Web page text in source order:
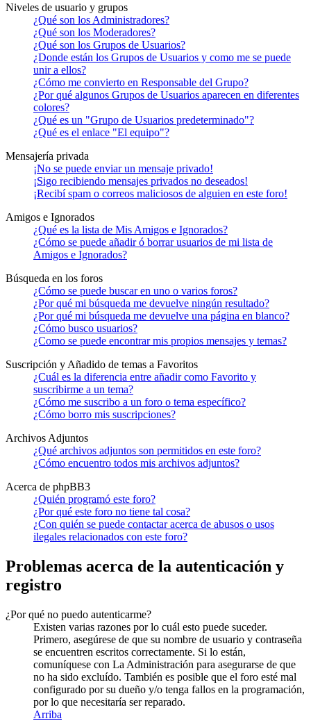
Niveles de usuario y grupos
¿Qué son los Administradores?
¿Qué son los Moderadores?
¿Qué son los Grupos de Usuarios?
¿Donde están los Grupos de Usuarios y como me se puede
unir a ellos?
¿Cómo me convierto en Responsable del Grupo?
¿Por qué algunos Grupos de Usuarios aparecen en diferentes
colores?
¿Qué es un "Grupo de Usuarios predeterminado"?
¿Qué es el enlace "El equipo"?
Mensajería privada
¡No se puede enviar un mensaje privado!
¡Sigo recibiendo mensajes privados no deseados!
¡Recibí spam o correos maliciosos de alguien en este foro!
Amigos e Ignorados
¿Qué es la lista de Mis Amigos e Ignorados?
¿Cómo se puede añadir ó borrar usuarios de mi lista de
Amigos e Ignorados?
Búsqueda en los foros
¿Cómo se puede buscar en uno o varios foros?
¿Por qué mi búsqueda me devuelve ningún resultado?
¿Por qué mi búsqueda me devuelve una página en blanco?
¿Cómo busco usuarios?
¿Como se puede encontrar mis propios mensajes y temas?
Suscripción y Añadido de temas a Favoritos
¿Cuál es la diferencia entre añadir como Favorito y
suscribirme a un tema?
¿Cómo me suscribo a un foro o tema específico?
¿Cómo borro mis suscripciones?
Archivos Adjuntos
¿Qué archivos adjuntos son permitidos en este foro?
¿Cómo encuentro todos mis archivos adjuntos?
Acerca de phpBB3
¿Quién programó este foro?
¿Por qué este foro no tiene tal cosa?
¿Con quién se puede contactar acerca de abusos o usos
ilegales relacionados con este foro?
Problemas acerca de la autenticación y
registro
¿Por qué no puedo autenticarme?
Existen varias razones por lo cuál esto puede suceder.
Primero, asegúrese de que su nombre de usuario y contraseña
se encuentren escritos correctamente. Si lo están,
comuníquese con La Administración para asegurarse de que
no ha sido excluído. También es posible que el foro esté mal
configurado por su dueño y/o tenga fallos en la programación,
por lo que necesitaría ser reparado.
Arriba